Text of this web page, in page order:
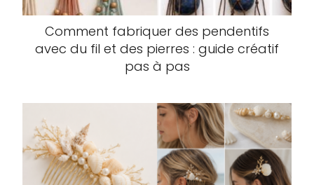
Comment fabriquer des pendentifs
avec du fil et des pierres : guide créatif
pas à pas